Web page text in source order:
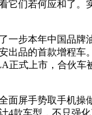
它们若何应和了。
步本年中国品牌
出品的首款增程车
正式上市，合伙车
屏手势取手机操
4款车型，不只强